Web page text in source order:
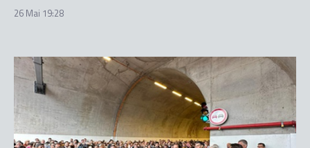
26 Mai 19:28